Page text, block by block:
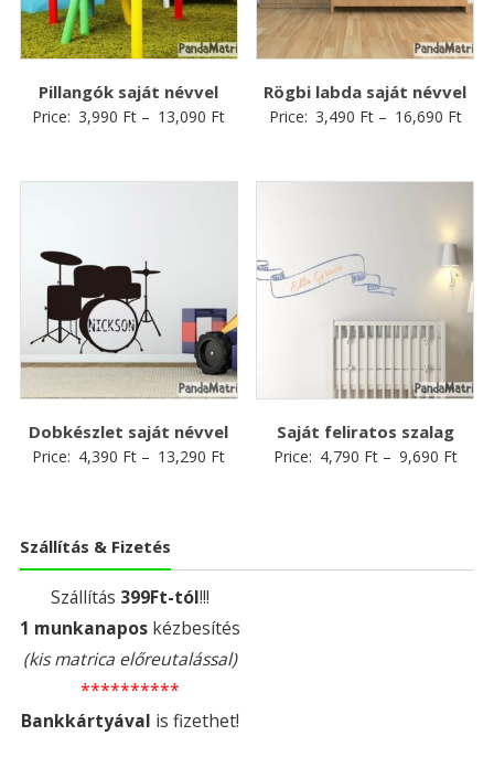
Pillangók saját névvel
Price: 3,990 Ft – 13,090 Ft
Rögbi labda saját névvel
Price: 3,490 Ft– 16,690 Ft
Dobkészlet saját névvel
Price: 4,390 Ft – 13,290 Ft
Saját feliratos szalag
Price: 4,790 Ft– 9,690 Ft
Szállítás & Fizetés
Szállítás 399Ft-tól!!!
1 munkanaposkézbesítés
(kis matrica előreutalással)
**********
Bankkártyával is fizethet!